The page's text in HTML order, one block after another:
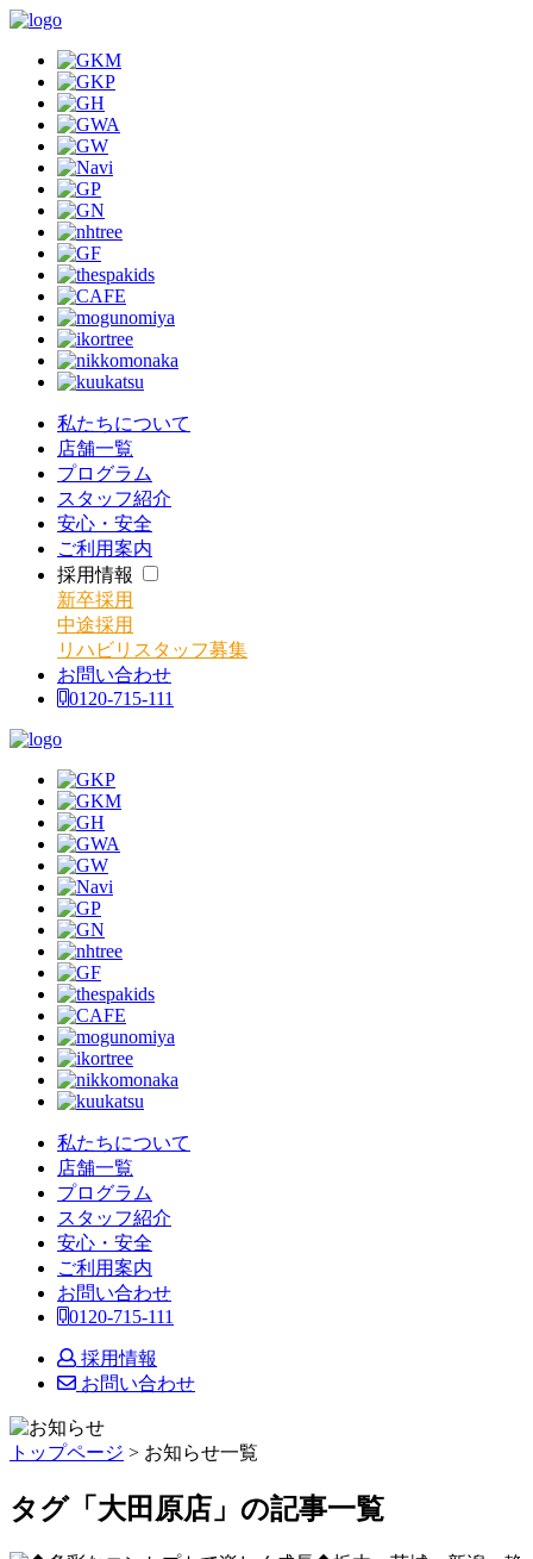
私たちについて
店舗一覧
プログラム
スタッフ紹介
安心・安全
ご利用案内
採用情報
新卒採用
中途採用
リハビリスタッフ募集
お問い合わせ
0120-715-111
私たちについて
店舗一覧
プログラム
スタッフ紹介
安心・安全
ご利用案内
お問い合わせ
0120-715-111
採用情報
お問い合わせ
トップページ > お知らせ一覧
タグ「 大田原店 」の記事一覧